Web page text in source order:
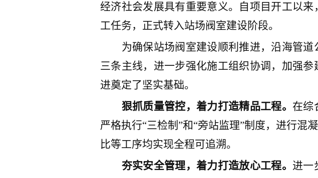
经济社会发展具有重要意义。 自项目开工以来
工任务， 正式转入站场阀室建设阶段。
为确保站场阀室建设顺利推进， 沿海管道
三条主线，进一步强化施工组织协调，加强参
进奠定了坚实基础。
狠抓质量管控，着力打造精品工程。 在综
严格执行“三检制 ”和“旁站监理”制度，进行混
比等工序均实现全程可追溯。
夯实安全管理，着力打造放心工程。 进一